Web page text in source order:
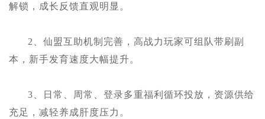
解锁，成长反馈直观明显。
2、仙盟互助机制完善，高战力玩家可组队带刷副
本，新手发育速度大幅提升。
3、日常、周常、登录多重福利循环投放，资源供给
充足，减轻养成肝度压力。